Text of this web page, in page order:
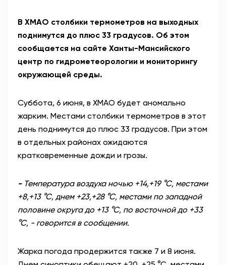
Вход / Регистрация
В ХМАО столбики термометров на выходных
поднимутся до плюс 33 градусов. Об этом
сообщается на сайте Ханты-Мансийского
центр по гидрометеорологии и мониторингу
окружающей среды.
Суббота, 6 июня, в ХМАО будет аномально
жарким. Местами столбики термометров в этот
день поднимутся до плюс 33 градусов. При этом
в отдельных районах ожидаются
кратковременные дожди и грозы.
- Температура воздуха ночью +14,+19 °С, местами
+8,+13 °С, днем +23,+28 °С, местами по западной
половине округа до +13 °С, по восточной до +33
°С, - говорится в сообщении.
Жарка погода продержится также 7 и 8 июня.